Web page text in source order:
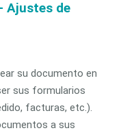
Ajustes de
su documento en
sus formularios
facturas, etc.).
a sus